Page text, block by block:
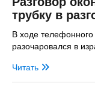
трубку в
В ходе телефонного
разочаровался в
Читать